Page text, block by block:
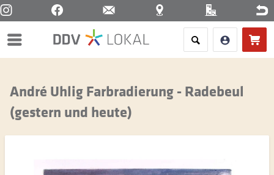
Menü
André Uhlig Farbradierung - Radebeul
(gestern und heute)